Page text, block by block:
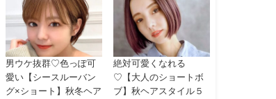
男ウケ抜群♡色っぽ可
愛い【シースルーバン
グ×ショート】秋冬ヘア
絶対可愛くなれる
♡【大人のショートボ
ブ】秋ヘアスタイル５